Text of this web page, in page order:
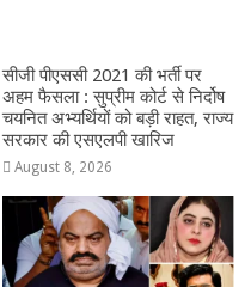
सीजी पीएससी 2021 की भर्ती पर
अहम फैसला : सुप्रीम कोर्ट से निर्दोष
चयनित अभ्यर्थियों को बड़ी राहत, राज्य
सरकार की एसएलपी खारिज
August 8, 2026